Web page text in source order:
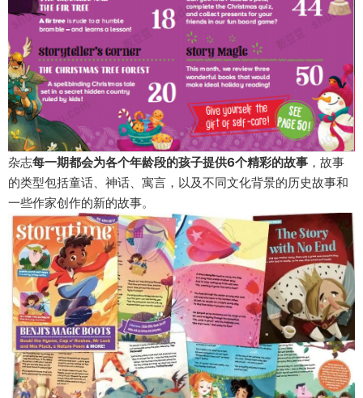
杂志每一期都会为各个年龄段的孩子提供6个精彩的故事 ，故事
的类型包括童话、神话、寓言，以及不同文化背景的历史故事和
一些作家创作的新的故事。